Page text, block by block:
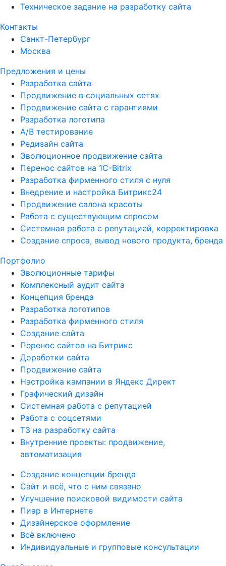
Техническое задание на разработку сайта
Контакты
Санкт-Петербург
Москва
Предложения и цены
Разработка сайта
Продвижение в социальных сетях
Продвижение сайта с гарантиями
Разработка логотипа
A/B тестирование
Редизайн сайта
Эволюционное продвижение сайта
Перенос сайтов на 1С-Bitrix
Разработка фирменного стиля с нуля
Внедрение и настройка Битрикс24
Продвижение салона красоты
Работа с существующим спросом
Системная работа с репутацией, корректировка
Создание спроса, вывод нового продукта, бренда
Портфолио
Эволюционные тарифы
Комплексный аудит сайта
Концепция бренда
Разработка логотипов
Разработка фирменного стиля
Создание сайта
Перенос сайтов на Битрикс
Доработки сайта
Продвижение сайта
Настройка кампании в Яндекс Директ
Графический дизайн
Системная работа с репутацией
Работа с соцсетями
ТЗ на разработку сайта
Внутренние проекты: продвижение,
автоматизация
Создание концепции бренда
Сайт и всё, что с ним связано
Улучшение поисковой видимости сайта
Пиар в Интернете
Дизайнерское оформление
Всё включено
Индивидуальные и групповые консультации